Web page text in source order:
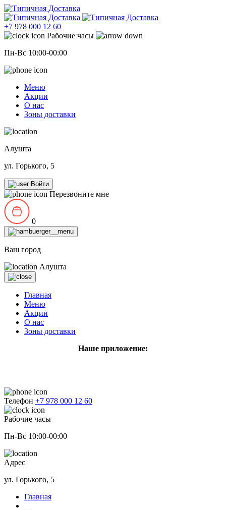
+7 978 000 12 60
Рабочие часы
Пн-Вс 10:00-00:00
Меню
Акции
О нас
Зоны доставки
Алушта
ул. Горького, 5
Войти
Перезвоните мне
0
Ваш город
Алушта
Главная
Меню
Акции
О нас
Зоны доставки
Наше приложение:
Телефон +7 978 000 12 60
Рабочие часы
Пн-Вс 10:00-00:00
Адрес
ул. Горького, 5
Главная